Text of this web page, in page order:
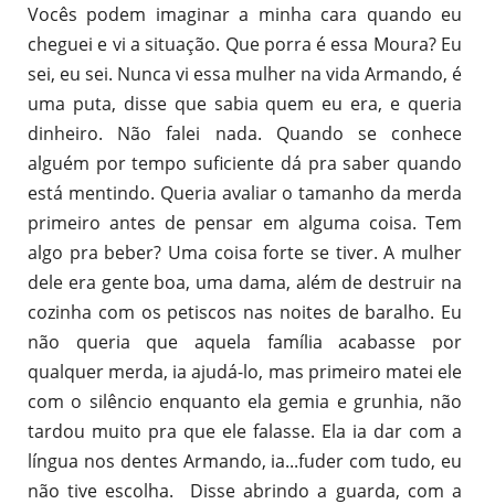
Vocês podem imaginar a minha cara quando eu
cheguei e vi a situação. Que porra é essa Moura? Eu
sei, eu sei. Nunca vi essa mulher na vida Armando, é
uma puta, disse que sabia quem eu era, e queria
dinheiro. Não falei nada. Quando se conhece
alguém por tempo suficiente dá pra saber quando
está mentindo. Queria avaliar o tamanho da merda
primeiro antes de pensar em alguma coisa. Tem
algo pra beber? Uma coisa forte se tiver. A mulher
dele era gente boa, uma dama, além de destruir na
cozinha com os petiscos nas noites de baralho. Eu
não queria que aquela família acabasse por
qualquer merda, ia ajudá-lo, mas primeiro matei ele
com o silêncio enquanto ela gemia e grunhia, não
tardou muito pra que ele falasse. Ela ia dar com a
língua nos dentes Armando, ia...fuder com tudo, eu
não tive escolha. Disse abrindo a guarda, com a